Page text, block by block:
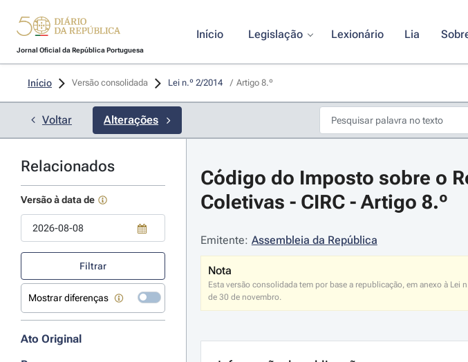
Jornal Oficial da República Portuguesa
Início Legislação Lexionário Lia
Início Versão consolidada Lei n.º 2/2014 / Artigo 8.º
Voltar Alterações
Relacionados
Versão à data de
Use a tecla de seta para baixo para abrir o calendário; Use as teclas de seta para navegar pelos dias
Filtrar
Mostrar diferenças
Ato Original
Código do Imposto sobre o
Coletivas - CIRC - Artigo 8.º
Emitente: Assembleia da República
Nota
Esta versão consolidada tem por base a republicação, em anexo à
de 30 de novembro.